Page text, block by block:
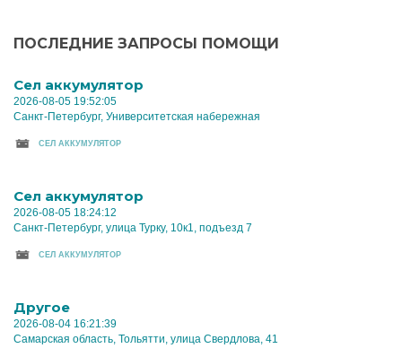
ПОСЛЕДНИЕ ЗАПРОСЫ ПОМОЩИ
Cел аккумулятор
2026-08-05 19:52:05
Санкт-Петербург, Университетская набережная
CЕЛ АККУМУЛЯТОР
Cел аккумулятор
2026-08-05 18:24:12
Санкт-Петербург, улица Турку, 10к1, подъезд 7
CЕЛ АККУМУЛЯТОР
Другое
2026-08-04 16:21:39
Самарская область, Тольятти, улица Свердлова, 41